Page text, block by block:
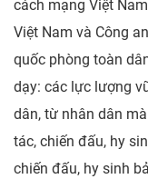
cách mạng Việt
Việt Nam và Công
quốc phòng toàn
dạy: các lực lượng
dân, từ nhân dân
tác, chiến đấu, hy
chiến đấu, hy sinh